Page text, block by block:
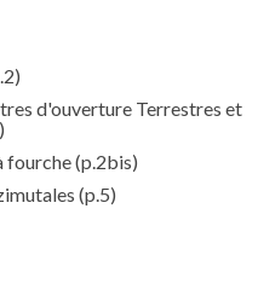
d'ouverture Terrestres et
fourche(p.2bis)
(p.5)